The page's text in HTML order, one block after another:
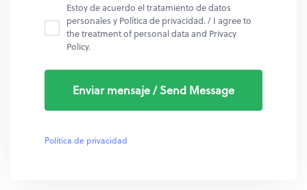
Estoy de acuerdo el tratamiento de datos
personales y Política de privacidad. / I agree to
the treatment of personal data and Privacy
Policy.
Política de privacidad